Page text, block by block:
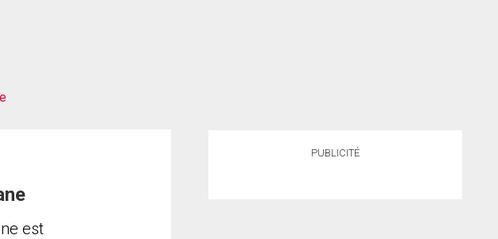
est
PUBLICITÉ